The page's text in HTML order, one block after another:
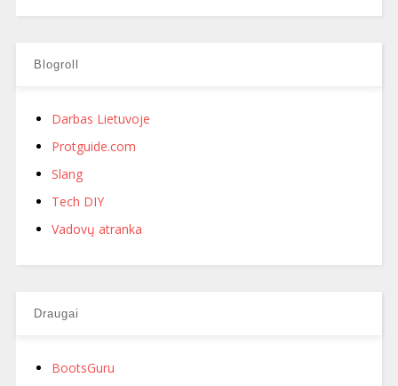
Blogroll
Darbas Lietuvoje
Protguide.com
Slang
Tech DIY
Vadovų atranka
Draugai
BootsGuru